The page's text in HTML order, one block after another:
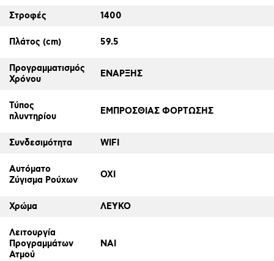
Στροφές 1400
Πλάτος (cm) 59.5
Προγραμματισμός
Χρόνου
ΕΝΑΡΞΗΣ
Τύπος
πλυντηρίου
ΕΜΠΡΟΣΘΙΑΣ ΦΟΡΤΩΣΗΣ
Συνδεσιμότητα WIFI
Αυτόματο
Ζύγισμα Ρούχων
ΟΧΙ
Χρώμα ΛΕΥΚΟ
Λειτουργία
Προγραμμάτων
Ατμού
ΝΑΙ